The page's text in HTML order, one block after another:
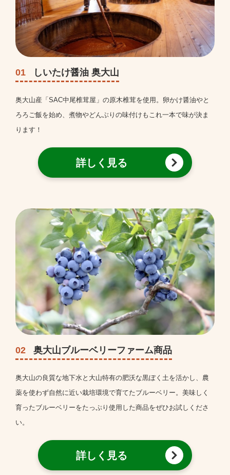
01 しいたけ醤油 奥大山
奥大山産「SAC中尾椎茸屋」の原木椎茸を使用。卵かけ醤油やと
ろろご飯を始め、煮物やどんぶりの味付けもこれ一本で味が決ま
ります！
詳しく見る
02 奥大山ブルーベリーファーム商品
奥大山の良質な地下水と大山特有の肥沃な黒ぼく土を活かし、農
薬を使わず自然に近い栽培環境で育てたブルーベリー。美味しく
育ったブルーベリーをたっぷり使用した商品をぜひお試しくださ
い。
詳しく見る